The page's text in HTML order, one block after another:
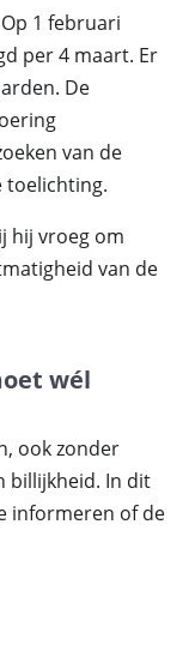
1 februari
per 4 maart. Er
De
van de
toelichting.
hij vroeg om
van de
wél
ook zonder
billijkheid. In dit
informeren of de